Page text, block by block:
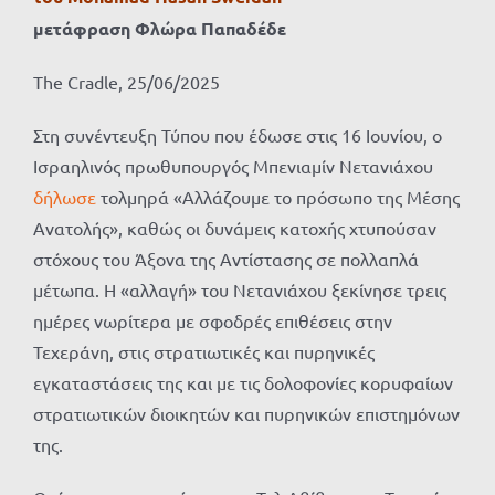
μετάφραση Φλώρα Παπαδέδε
The Cradle, 25/06/2025
Στη συνέντευξη Τύπου που έδωσε στις 16 Ιουνίου, ο
Ισραηλινός πρωθυπουργός Μπενιαμίν Νετανιάχου
δήλωσε τολμηρά «Αλλάζουμε το πρόσωπο της Μέσης
Ανατολής», καθώς οι δυνάμεις κατοχής χτυπούσαν
στόχους του Άξονα της Αντίστασης σε πολλαπλά
μέτωπα. Η «αλλαγή» του Νετανιάχου ξεκίνησε τρεις
ημέρες νωρίτερα με σφοδρές επιθέσεις στην
Τεχεράνη, στις στρατιωτικές και πυρηνικές
εγκαταστάσεις της και με τις δολοφονίες κορυφαίων
στρατιωτικών διοικητών και πυρηνικών επιστημόνων
της.